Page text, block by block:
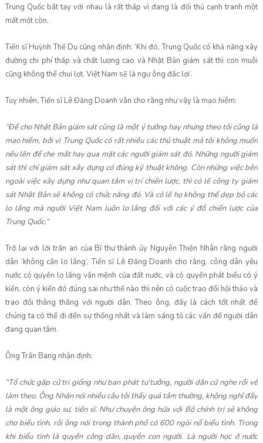
Trung Quốc bắt tay với nhau là rất thấp vì đang là đối thủ cạnh tranh một
mất một còn.
Tiến sĩ Huỳnh Thế Du cũng nhận định: ‘Khi đó, Trung Quốc có khả năng xây
đường chi phí thấp và chất lượng cao và Nhật Bản giám sát thì con muỗi
cũng không thể chui lọt. Việt Nam sẽ là ngư ông đắc lợi’.
Tuy nhiên, Tiến sĩ Lê Đăng Doanh vẫn cho rằng như vậy là mạo hiểm:
“Để cho Nhật Bản giám sát cũng là một ý tưởng hay nhưng theo tôi cũng là
mạo hiểm, bởi vì Trung Quốc có rất nhiều các thủ thuật mà tôi không muốn
nêu lên để che mắt hay qua mặt các người giám sát đó. Những người giám
sát thì chỉ giám sát xây dựng có đúng kỹ thuật không. Còn những việc bên
ngoài việc xây dựng như quan tâm vị trí chiến lược, thì có lẽ công ty giám
sát Nhật Bản sẽ không có chức năng đó. Và có lẽ họ không thể dẹp bỏ các
lo lắng mà người Việt Nam luôn lo lắng đối với các ý đồ chiến lược của
Trung Quốc.”
Trở lại với lời trấn an của Bí thư thành ủy Nguyễn Thiện Nhân rằng người
dân ‘không cần lo lắng’, Tiến sĩ Lê Đăng Doanh cho rằng, công dân yêu
nước có quyền lo lắng vận mệnh của đất nước, và có quyền phát biểu có ý
kiến, còn ý kiến đó đúng sai như thế nào thì nên có cuộc trao đổi hội thảo và
trao đổi thẳng thắng với người dân. Theo ông, đấy là cách tốt nhất để
chúng ta có thể đi đến sự thống nhất và làm sáng tỏ các vấn đề người dân
đang quan tâm.
Ông Trần Bang nhận định:
“Tổ chức gặp cử tri giống như ban phát tư tưởng, người dân cứ nghe rồi về
làm theo. Ông Nhân nói nhiều câu tôi thấy quá tầm thường, không nghĩ đấy
là một ông giáo sư, tiến sĩ. Như chuyện ông hứa với Bộ chính trị sẽ không
cho biểu tình, rồi ông nói trong thành phố có 600 ngòi nổ biểu tình. Trong
khi biểu tình là quyền công dân, quyền con người. Là người học ở nước